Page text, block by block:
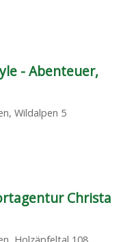
- Abenteuer,
,Wildalpen 5
Christa